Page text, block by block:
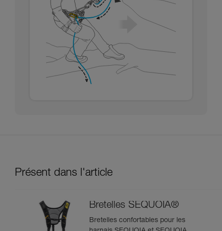
Présent dans l'article
Bretelles SEQUOIA®
Bretelles confortables pour les